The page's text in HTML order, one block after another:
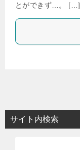
とができず…。 […]
サイト内検索